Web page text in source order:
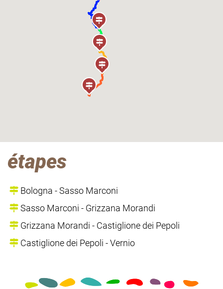
étapes
Bologna - Sasso Marconi
Sasso Marconi - Grizzana Morandi
Grizzana Morandi - Castiglione dei Pepoli
Castiglione dei Pepoli - Vernio